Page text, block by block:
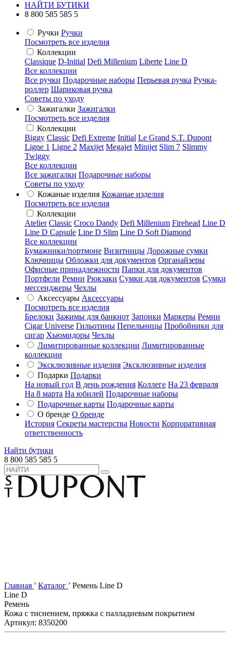
НАЙТИ БУТИКИ
8 800 585 585 5
Ручки Ручки
Посмотреть все изделия
Коллекции
Classique D-Initial Defi Millenium Liberte Line D
Все коллекции
Все ручки Подарочные наборы Перьевая ручка Ручка-
роллер Шариковая ручка
Советы по уходу
Зажигалки Зажигалки
Посмотреть все изделия
Коллекции
Biggy Classic Defi Extreme Initial Le Grand S.T. Dupont
Ligne 1 Ligne 2 Maxijet Megajet Minijet Slim 7 Slimmy
Twiggy
Все коллекции
Все зажигалки Подарочные наборы
Советы по уходу
Кожаные изделия Кожаные изделия
Посмотреть все изделия
Коллекции
Atelier Classic Croco Dandy Defi Millenium Firehead Line D
Line D Capsule Line D Slim Line D Soft Diamond
Все коллекции
Бумажники/портмоне Визитницы Дорожные сумки
Ключницы Обложки для документов Органайзеры
Офисные принадлежности Папки для документов
Портфели Ремни Рюкзаки Сумки для документов Сумки
мессенджеры Чехлы
Аксессуары Аксессуары
Посмотреть все изделия
Брелоки Зажимы для банкнот Запонки Маркеры Ремни
Cigar Universe Гильотины Пепельницы Пробойники для
сигар Хьюмидоры Чехлы
Лимитированные коллекции Лимитированные
коллекции
Эксклюзивные изделия Эксклюзивные изделия
Подарки Подарки
На новый год В день рождения Коллеге На 23 февраля
На 8 марта На юбилей Подарочные наборы
Подарочные карты Подарочные карты
О бренде О бренде
История Секреты мастерства Новости Корпоративная
ответственность
Найти бутики
8 800 585 585 5
Главная › Каталог › Ремень Line D
Line D
Ремень
Кожа с тиснением, пряжка с палладиевым покрытием
Артикул: 8350200